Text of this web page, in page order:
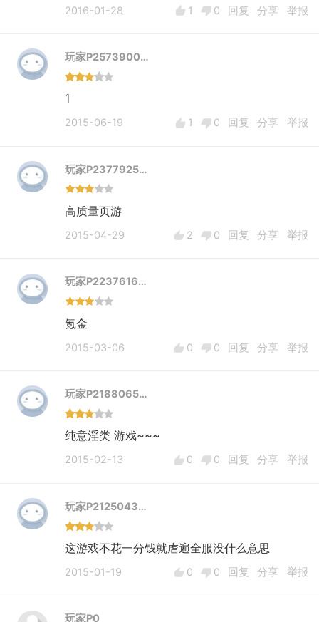
2016-01-28 1 0 回复 分享 举报
玩家P2573900…
1
2015-06-19 1 0 回复 分享 举报
玩家P2377925…
高质量页游
2015-04-29 2 0 回复 分享 举报
玩家P2237616…
氪金
2015-03-06 0 0 回复 分享 举报
玩家P2188065…
纯意淫类 游戏~~~
2015-02-13 0 0 回复 分享 举报
玩家P2125043…
这游戏不花一分钱就虐遍全服没什么意思
2015-01-19 0 0 回复 分享 举报
玩家P0